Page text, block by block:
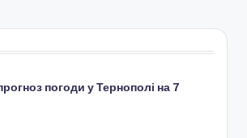
погоди у Тернополі на 7